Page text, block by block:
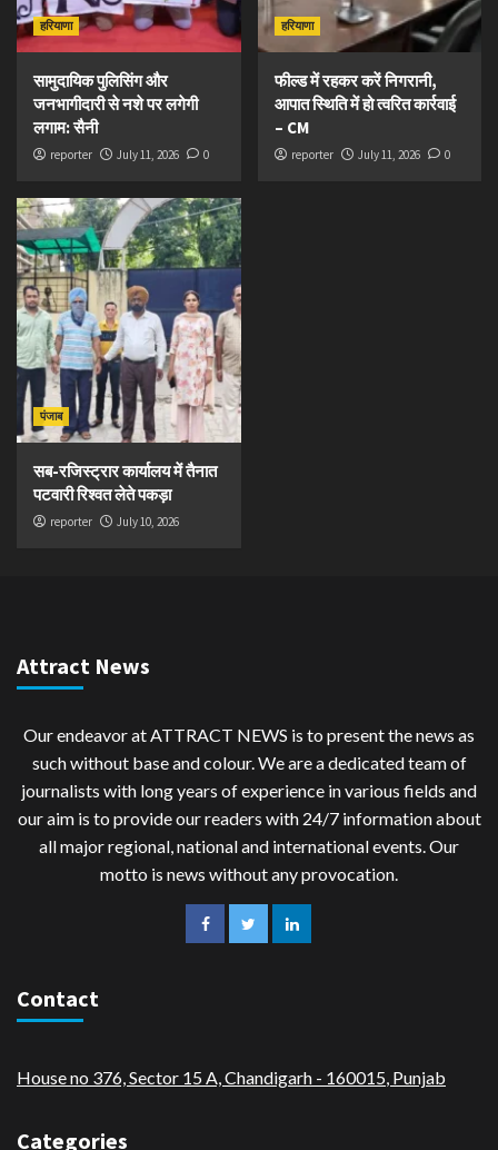
हरियाणा
सामुदायिक पुलिसिंग और
जनभागीदारी से नशे पर लगेगी
लगाम: सैनी
reporter July 11, 2026 0
हरियाणा
फील्ड में रहकर करें निगरानी,
आपात स्थिति में हो त्वरित कार्रवाई
– CM
reporter July 11, 2026 0
पंजाब
सब-रजिस्ट्रार कार्यालय में तैनात
पटवारी रिश्वत लेते पकड़ा
reporter July 10, 2026
Attract News
Our endeavor at ATTRACT NEWS is to present the news as
such without base and colour. We are a dedicated team of
journalists with long years of experience in various fields and
our aim is to provide our readers with 24/7 information about
all major regional, national and international events. Our
motto is news without any provocation.
Contact
House no 376, Sector 15 A, Chandigarh - 160015, Punjab
Categories